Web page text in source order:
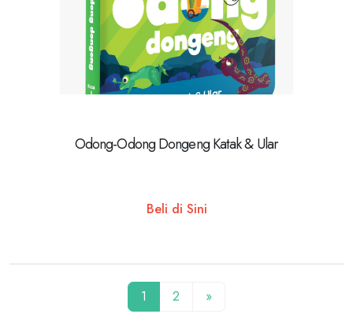
Odong-Odong Dongeng Katak & Ular
Beli di Sini
1 2 »